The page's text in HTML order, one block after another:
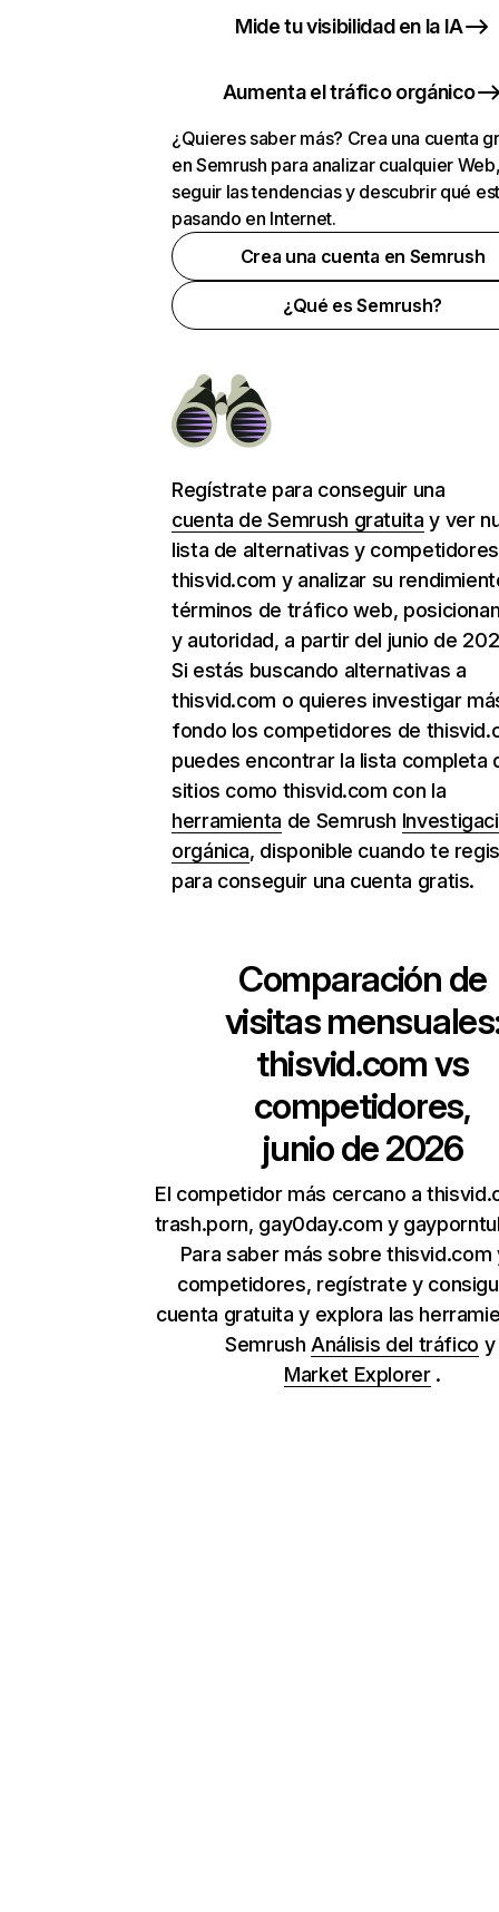
Mide tu visibilidad en la IA
Aumenta el tráfico orgánico
¿Quieres saber más? Crea una cuenta
en Semrush para analizar cualquier
seguir las tendencias y descubrir qué
pasando en Internet.
Crea una cuenta en Semrush
¿Qué es Semrush?
Regístrate para conseguir una
cuenta de Semrush gratuita y ver
lista de alternativas y
thisvid.com y analizar su
términos de tráfico web,
y autoridad, a partir del junio de
Si estás buscando alternativas a
thisvid.com o quieres investigar
fondo los competidores de
puedes encontrar la lista completa
sitios como thisvid.com con la
herramienta de Semrush
orgánica, disponible cuando te
para conseguir una cuenta gratis.
Comparación de
visitas
thisvid.comvs
competidores,
junio de 2026
El competidor más cercano a
trash.porn, gay0day.com y
Para saber más sobre thisvid.com
competidores, regístrate y
cuenta gratuita y explora las
Semrush Análisis del tráfico y
Market Explorer.